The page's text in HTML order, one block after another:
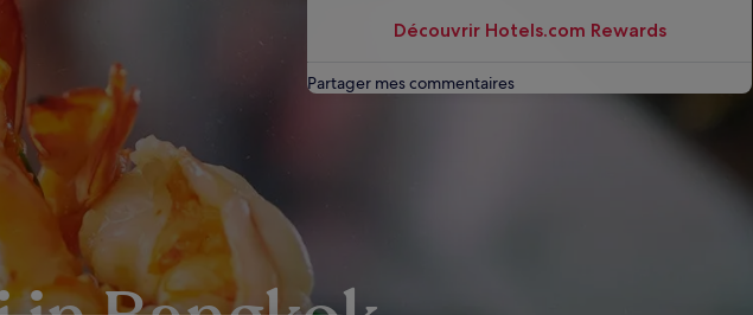
Découvrir Hotels.com Rewards
Partager mes commentaires